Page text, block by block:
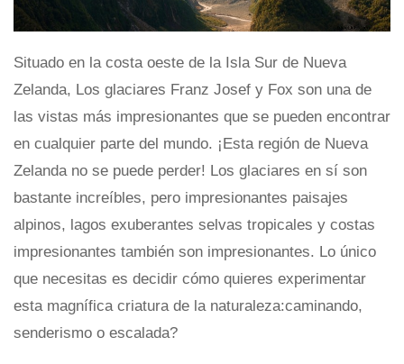
Situado en la costa oeste de la Isla Sur de Nueva
Zelanda, Los glaciares Franz Josef y Fox son una de
las vistas más impresionantes que se pueden encontrar
en cualquier parte del mundo. ¡Esta región de Nueva
Zelanda no se puede perder! Los glaciares en sí son
bastante increíbles, pero impresionantes paisajes
alpinos, lagos exuberantes selvas tropicales y costas
impresionantes también son impresionantes. Lo único
que necesitas es decidir cómo quieres experimentar
esta magnífica criatura de la naturaleza:caminando,
senderismo o escalada?